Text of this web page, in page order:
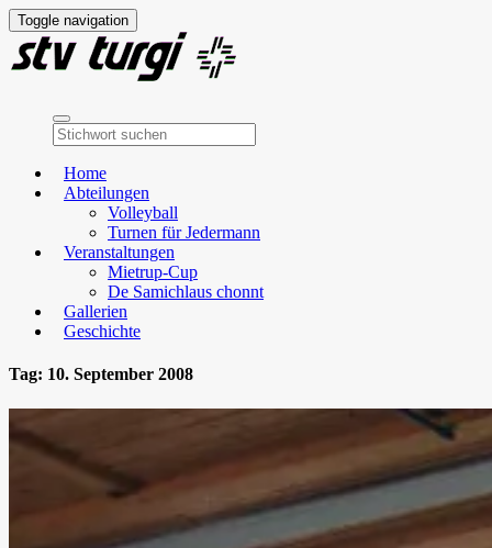
Toggle navigation
Home
Abteilungen
Volleyball
Turnen für Jedermann
Veranstaltungen
Mietrup-Cup
De Samichlaus chonnt
Gallerien
Geschichte
Tag: 10. September 2008